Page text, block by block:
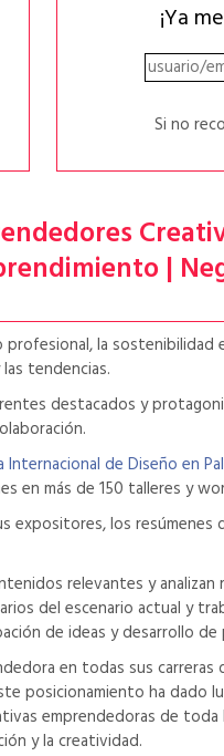
¡Ya
Si no
|
la
tendencias.
destacados y
Internacional de Diseño en
más de 150 talleres y
los
relevantes y
del escenario actual y
de ideas y desarrollo
en todas sus
ha dado
emprendedoras de
y la creatividad.